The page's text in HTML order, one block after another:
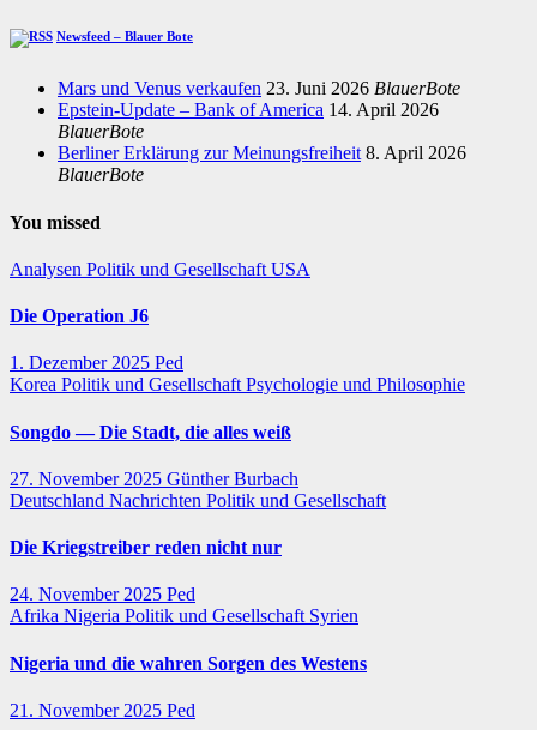
Newsfeed – Blauer Bote
Mars und Venus verkaufen 23. Juni 2026 BlauerBote
Epstein-Update – Bank of America 14. April 2026
BlauerBote
Berliner Erklärung zur Meinungsfreiheit 8. April 2026
BlauerBote
You missed
Analysen Politik und Gesellschaft USA
Die Operation J6
1. Dezember 2025 Ped
Korea Politik und GesellschaftPsychologie und Philosophie
Songdo — Die Stadt, die alles weiß
27. November 2025 Günther Burbach
Deutschland Nachrichten Politik und Gesellschaft
Die Kriegstreiber reden nicht nur
24. November 2025 Ped
Afrika Nigeria Politik und Gesellschaft Syrien
Nigeria und die wahren Sorgen des Westens
21. November 2025 Ped